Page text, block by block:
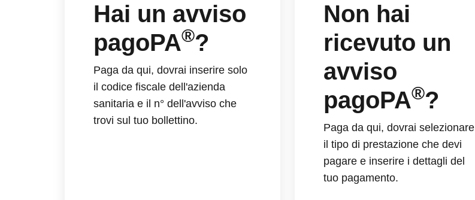
Hai un avviso
pagoPA®?
Paga da qui, dovrai inserire solo
il codice fiscale dell'azienda
sanitaria e il n° dell'avviso che
trovi sul tuo bollettino.
Non hai
ricevuto un
avviso
pagoPA®?
Paga da qui, dovrai selezionare
il tipo di prestazione che devi
pagare e inserire i dettagli del
tuo pagamento.